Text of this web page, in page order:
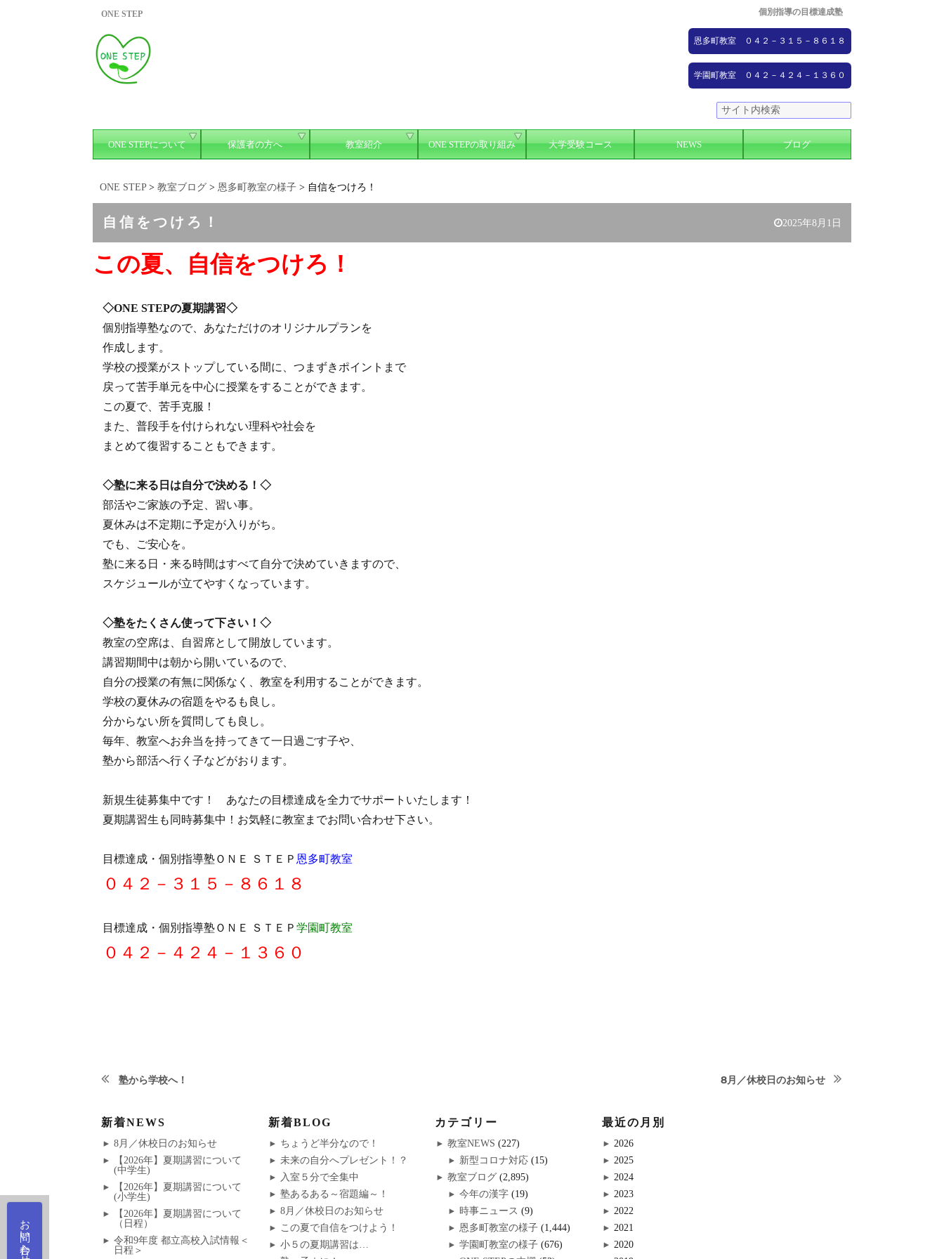
ONE STEP 個別指導の目標達成塾
恩多町教室 ０４２－３１５－８６１８
学園町教室 ０４２－４２４－１３６０
ONE STEPについて 保護者の方へ 教室紹介 ONE STEPの取り組み 大学受験コース NEWS ブログ
ONE STEP> 教室ブログ > 恩多町教室の様子 > 自信をつけろ！
自信をつけろ！ 2025年8月1日
この夏、自信をつけろ！
◇ONE STEPの夏期講習◇
個別指導塾なので、あなただけのオリジナルプランを
作成します。
学校の授業がストップしている間に、つまずきポイントまで
戻って苦手単元を中心に授業をすることができます。
この夏で、苦手克服！
また、普段手を付けられない理科や社会を
まとめて復習することもできます。
◇塾に来る日は自分で決める！◇
部活やご家族の予定、習い事。
夏休みは不定期に予定が入りがち。
でも、ご安心を。
塾に来る日・来る時間はすべて自分で決めていきますので、
スケジュールが立てやすくなっています。
◇塾をたくさん使って下さい！◇
教室の空席は、自習席として開放しています。
講習期間中は朝から開いているので、
自分の授業の有無に関係なく、教室を利用することができます。
学校の夏休みの宿題をやるも良し。
分からない所を質問しても良し。
毎年、教室へお弁当を持ってきて一日過ごす子や、
塾から部活へ行く子などがおります。
新規生徒募集中です！ あなたの目標達成を全力でサポートいたします！
夏期講習生も同時募集中！お気軽に教室までお問い合わせ下さい。
目標達成・個別指導塾ＯＮＥ ＳＴＥＰ 恩多町教室
０４２－３１５－８６１８
目標達成・個別指導塾ＯＮＥ ＳＴＥＰ 学園町教室
０４２－４２４－１３６０
投
ナ
ビ
の
稿:
塾から学校へ！
次
8月／休校日のお知らせ
新着NEWS
8月／休校日のお知らせ
【2026年】夏期講習について
(中学生)
【2026年】夏期講習について
(小学生)
【2026年】夏期講習について
（日程）
令和9年度 都立高校入試情報＜
日程＞
新着BLOG
ちょうど半分なので！
未来の自分へプレゼント！？
入室５分で全集中
塾あるある～宿題編～！
8月／休校日のお知らせ
この夏で自信をつけよう！
小５の夏期講習は…
カテゴリー
教室NEWS (227)
新型コロナ対応 (15)
教室ブログ(2,895)
今年の漢字 (19)
時事ニュース (9)
恩多町教室の様子 (1,444)
学園町教室の様子 (676)
最近の月別
2026
2025
2024
2023
2022
2021
2020